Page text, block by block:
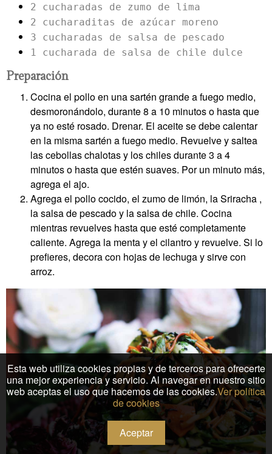
2 cucharadas de zumo de lima
2 cucharaditas de azúcar moreno
3 cucharadas de salsa de pescado
1 cucharada de salsa de chile dulce
Preparación
Cocina el pollo en una sartén grande a fuego medio,
desmoronándolo, durante 8 a 10 minutos o hasta que
ya no esté rosado. Drenar. El aceite se debe calentar
en la misma sartén a fuego medio. Revuelve y saltea
las cebollas chalotas y los chiles durante 3 a 4
minutos o hasta que estén suaves. Por un minuto más,
agrega el ajo.
Agrega el pollo cocido, el zumo de limón, la Sriracha ,
la salsa de pescado y la salsa de chile. Cocina
mientras revuelves hasta que esté completamente
caliente. Agrega la menta y el cilantro y revuelve. Si lo
prefieres, decora con hojas de lechuga y sirve con
arroz.
Esta web utiliza cookies propias y de terceros para ofrecerte
una mejor experiencia y servicio. Al navegar en nuestro sitio
web aceptas el uso que hacemos de las cookies.Ver política
de cookies
Aceptar